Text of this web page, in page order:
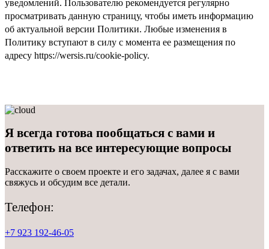
уведомлений. Пользователю рекомендуется регулярно
просматривать данную страницу, чтобы иметь информацию
об актуальной версии Политики. Любые изменения в
Политику вступают в силу с момента ее размещения по
адресу https://wersis.ru/cookie-policy.
Я всегда готова пообщаться с вами и
ответить на все интересующие вопросы
Расскажите о своем проекте и его задачах, далее я с вами
свяжусь и обсудим все детали.
Телефон:
+7 923 192-46-05